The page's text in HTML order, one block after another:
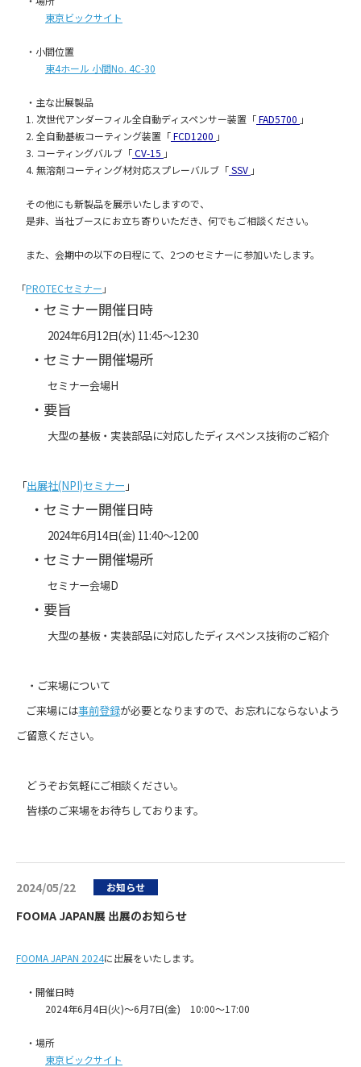
東京ビックサイト
・小間位置
東4ホール 小間No. 4C-30
・主な出展製品
1. 次世代アンダーフィル全自動ディスペンサー装置「FAD5700 」
2. 全自動基板コーティング装置「FCD1200 」
3. コーティングバルブ「CV-15 」
4. 無溶剤コーティング材対応スプレーバルブ「SSV 」
その他にも新製品を展示いたしますので、
是非、当社ブースにお立ち寄りいただき、何でもご相談ください。
また、会期中の以下の日程にて、2つのセミナーに参加いたします。
「PROTECセミナー 」
・セミナー開催日時
2024年6月12日(水) 11:45～12:30
・セミナー開催場所
セミナー会場H
・要旨
大型の基板・実装部品に対応したディスペンス技術のご紹介
「出展社(NPI)セミナー 」
・セミナー開催日時
2024年6月14日(金) 11:40～12:00
・セミナー開催場所
セミナー会場D
・要旨
大型の基板・実装部品に対応したディスペンス技術のご紹介
・ご来場について
ご来場には事前登録が必要となりますので、お忘れにならないよう
ご留意ください。
どうぞお気軽にご相談ください。
皆様のご来場をお待ちしております。
2024/05/22 お知らせ
FOOMA JAPAN展 出展のお知らせ
FOOMA JAPAN 2024に出展をいたします。
・開催日時
2024年6月4日(火)～6月7日(金) 10:00～17:00
・場所
東京ビックサイト